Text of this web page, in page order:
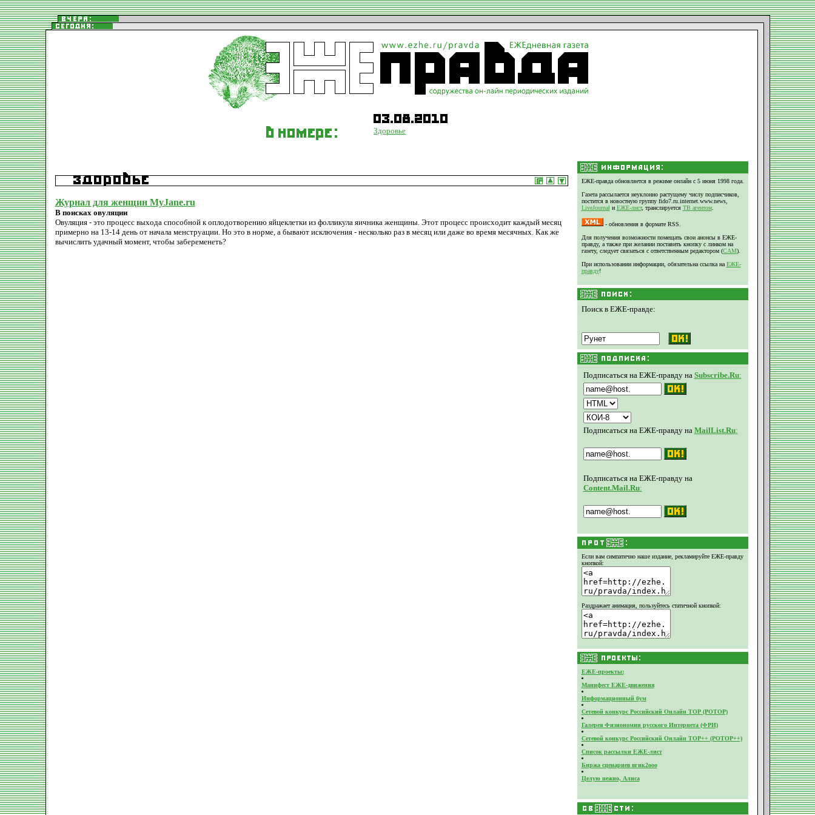
Здоровье
Журнал для женщин MyJane.ru
В поисках овуляции
Овуляция - это процесс выхода способной к оплодотворению яйцеклетки из фолликула яичника женщины. Этот процесс происходит каждый месяц
примерно на 13-14 день от начала менструации. Но это в норме, а бывают исключения - несколько раз в месяц или даже во время месячных. Как же
вычислить удачный момент, чтобы забеременеть?
ЕЖЕ-правда обновляется в режиме онлайн с 5 июня 1998 года.
Газета рассылается неуклонно растущему числу подписчиков,
постится в новостную группу fido7.ru.internet.www.news,
LiveJournal и ЕЖЕ-лист, транслируется ТВ агентом.
- обновления в формате RSS.
Для получения возможности помещать свои анонсы в ЕЖЕ-
правду, а также при желании поставить кнопку с линком на
газету, следует связаться с ответственным редактором (CAM).
При использовании информации, обязательна ссылка на ЕЖЕ-
правду!
Поиск в ЕЖЕ-правде:
Подписаться на ЕЖЕ-правду на Subscribe.Ru:
Подписаться на ЕЖЕ-правду на MailList.Ru:
Подписаться на ЕЖЕ-правду на
Content.Mail.Ru:
Если вам симпатично наше издание, рекламируйте ЕЖЕ-правду
кнопкой:
Раздражает анимация, пользуйтесь статичной кнопкой:
ЕЖЕ-проекты:
Манифест ЕЖЕ-движения
Информационный бум
Сетевой конкурс Российский Онлайн ТОР (РОТОР)
Галерея Физиономии русского Интернета (ФРИ)
Сетевой конкурс Российский Онлайн ТОР++ (РОТОР++)
Список рассылки ЕЖЕ-лист
Биржа сценариев вгик2ооо
Целую нежно, Алиса